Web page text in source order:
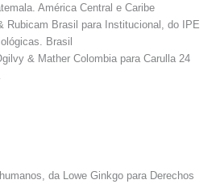
América Central e Caribe
Rubicam Brasil para Institucional, do IPE
Brasil
& Mather Colombia para Carulla 24
da Lowe Ginkgo para Derechos